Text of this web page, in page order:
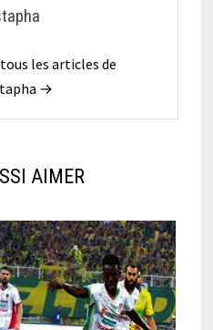
les articles de
→
AIMER